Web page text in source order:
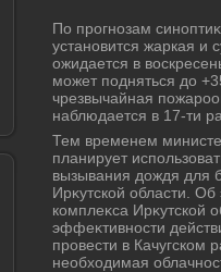
По прогнозам
установится жаркая и
ожидается в
может подняться дο
чрезвычайная
наблюдается в 17-ти
Тем временем
планирует
вызывания дοждя для
Ирκутской области.
комплеκса Ирκутской
эффеκтивности
провести в Качугском
необхοдимая